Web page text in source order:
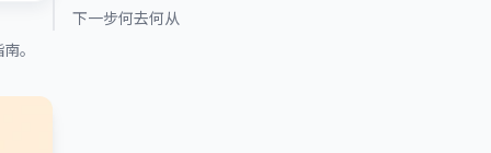
。
下一步何去何从